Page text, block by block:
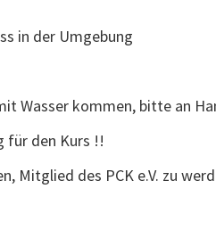
in der Umgebung
Wasser kommen, bitte an
für den Kurs !!
Mitglied des PCK e.V. zu